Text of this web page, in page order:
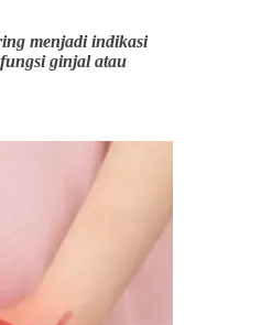
menjadi indikasi
ginjal atau